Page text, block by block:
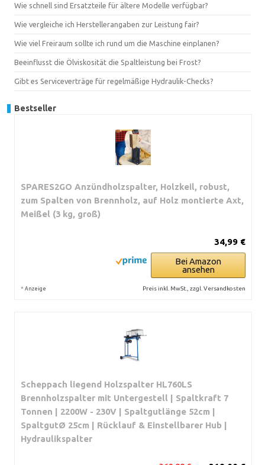
Wie schnell sind Ersatzteile für ältere Modelle verfügbar?
Wie vergleiche ich Herstellerangaben zur Leistung fair?
Wie viel Freiraum sollte ich rund um die Maschine einplanen?
Beeinflusst die Ölviskosität die Spaltleistung bei Frost?
Gibt es Serviceverträge für regelmäßige Hydraulik-Checks?
Bestseller
SPARES2GO Anzündholzspalter, Holzkeil, robust,
zum Spalten von Brennholz, auf Holz montierte Axt,
Meißel (3 kg, groß)
34,99 €
Bei Amazon
ansehen
* Anzeige Preis inkl. MwSt., zzgl. Versandkosten
Scheppach liegend Holzspalter HL760LS
Brennholzspalter mit Untergestell | Spaltkraft 7
Tonnen | 2200W - 230V | Spaltgutlänge 52cm |
SpaltgutØ 25cm | Rücklauf & Einstellbarer Hub |
Hydraulikspalter